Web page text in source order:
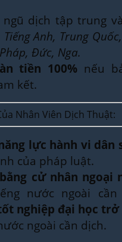
ngũ dịch tập trung
Tiếng Anh, Trung
Đức, Nga.
tiền 100% nếu
kết.
Nhân Viên Dịch Thuật:
lực hành vi dân
của pháp luật.
cử nhân ngoại
nước ngoài cần
nghiệp đại học trở
ngoài cần dịch.